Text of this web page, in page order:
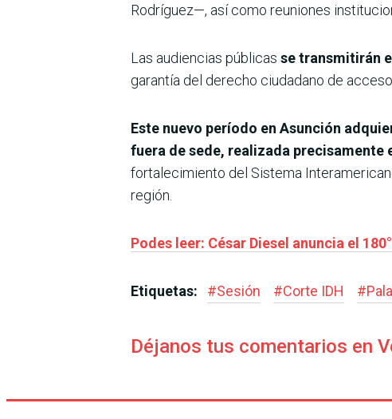
Rodríguez—, así como reuniones
Las audiencias públicas se transmitirán
garantía del derecho ciudadano de
Este nuevo período en Asunción
fuera de sede, realizada precisamente
fortalecimiento del Sistema
región.
Podes leer: César Diesel anuncia el
Etiquetas: #Sesión #Corte IDH #
Déjanos tus comentarios en